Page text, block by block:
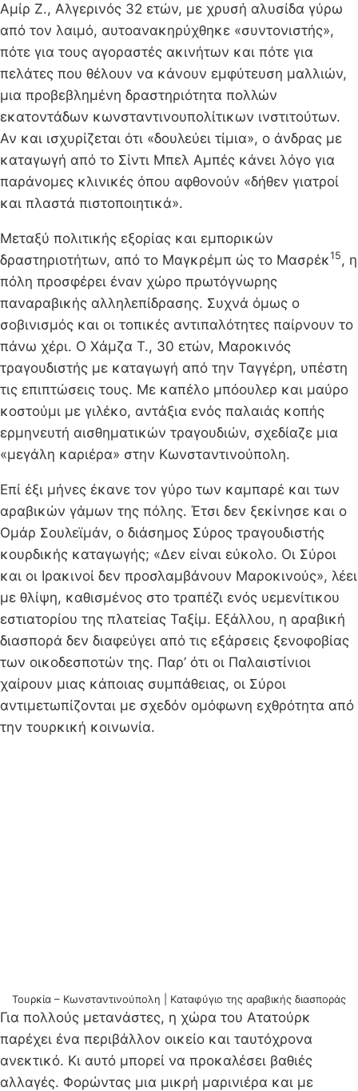
Αμίρ Ζ., Αλγερινός 32 ετών, με χρυσή αλυσίδα γύρω
από τον λαιμό, αυτοανακηρύχθηκε «συντονιστής»,
πότε για τους αγοραστές ακινήτων και πότε για
πελάτες που θέλουν να κάνουν εμφύτευση μαλλιών,
μια προβεβλημένη δραστηριότητα πολλών
εκατοντάδων κωνσταντινουπολίτικων ινστιτούτων.
Αν και ισχυρίζεται ότι «δουλεύει τίμια», ο άνδρας με
καταγωγή από το Σίντι Μπελ Αμπές κάνει λόγο για
παράνομες κλινικές όπου αφθονούν «δήθεν γιατροί
και πλαστά πιστοποιητικά».
Μεταξύ πολιτικής εξορίας και εμπορικών
δραστηριοτήτων, από το Μαγκρέμπ ώς το Μασρέκ15, η
πόλη προσφέρει έναν χώρο πρωτόγνωρης
παναραβικής αλληλεπίδρασης. Συχνά όμως ο
σοβινισμός και οι τοπικές αντιπαλότητες παίρνουν το
πάνω χέρι. Ο Χάμζα Τ., 30 ετών, Μαροκινός
τραγουδιστής με καταγωγή από την Ταγγέρη, υπέστη
τις επιπτώσεις τους. Με καπέλο μπόουλερ και μαύρο
κοστούμι με γιλέκο, αντάξια ενός παλαιάς κοπής
ερμηνευτή αισθηματικών τραγουδιών, σχεδίαζε μια
«μεγάλη καριέρα» στην Κωνσταντινούπολη.
Επί έξι μήνες έκανε τον γύρο των καμπαρέ και των
αραβικών γάμων της πόλης. Έτσι δεν ξεκίνησε και ο
Ομάρ Σουλεϊμάν, ο διάσημος Σύρος τραγουδιστής
κουρδικής καταγωγής; «Δεν είναι εύκολο. Οι Σύροι
και οι Ιρακινοί δεν προσλαμβάνουν Μαροκινούς», λέει
με θλίψη, καθισμένος στο τραπέζι ενός υεμενίτικου
εστιατορίου της πλατείας Ταξίμ. Εξάλλου, η αραβική
διασπορά δεν διαφεύγει από τις εξάρσεις ξενοφοβίας
των οικοδεσποτών της. Παρ’ ότι οι Παλαιστίνιοι
χαίρουν μιας κάποιας συμπάθειας, οι Σύροι
αντιμετωπίζονται με σχεδόν ομόφωνη εχθρότητα από
την τουρκική κοινωνία.
Τουρκία – Κωνσταντινούπολη | Kαταφύγιο της αραβικής διασποράς
Για πολλούς μετανάστες, η χώρα του Ατατούρκ
παρέχει ένα περιβάλλον οικείο και ταυτόχρονα
ανεκτικό. Κι αυτό μπορεί να προκαλέσει βαθιές
αλλαγές. Φορώντας μια μικρή μαρινιέρα και με